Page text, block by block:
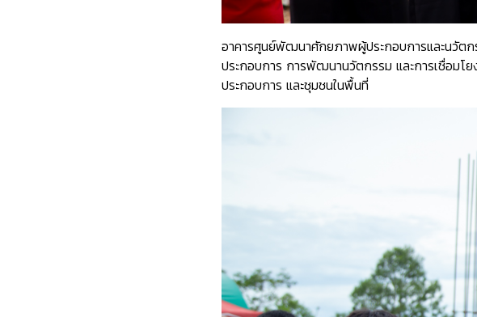
อาคารศูนย์พัฒนาศักยภาพผู้ประกอบการและนวัตก
ประกอบการ การพัฒนานวัตกรรม และการเชื่อมโ
ประกอบการ และชุมชนในพื้นที่